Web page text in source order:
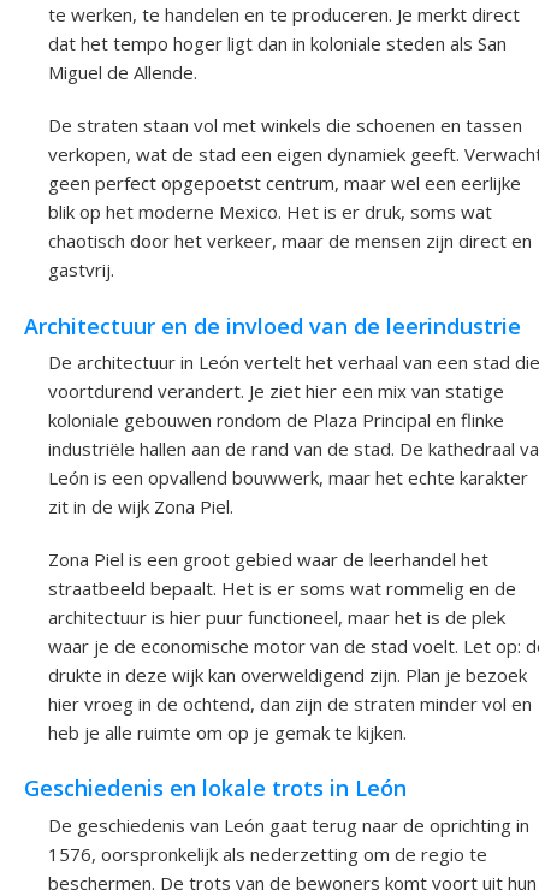
te werken, te handelen en te produceren. Je merkt direct
dat het tempo hoger ligt dan in koloniale steden als San
Miguel de Allende.
De straten staan vol met winkels die schoenen en tassen
verkopen, wat de stad een eigen dynamiek geeft.
geen perfect opgepoetst centrum, maar wel een eerlijke
blik op het moderne Mexico. Het is er druk, soms wat
chaotisch door het verkeer, maar de mensen zijn direct en
gastvrij.
Architectuur en de invloed van de leerindustrie
De architectuur in León vertelt het verhaal van een stad die
voortdurend verandert. Je ziet hier een mix van statige
koloniale gebouwen rondom de Plaza Principal en flinke
industriële hallen aan de rand van de stad. De kathedraal
León is een opvallend bouwwerk, maar het echte karakter
zit in de wijk Zona Piel.
Zona Piel is een groot gebied waar de leerhandel het
straatbeeld bepaalt. Het is er soms wat rommelig en de
architectuur is hier puur functioneel, maar het is de plek
waar je de economische motor van de stad voelt. Let op:
drukte in deze wijk kan overweldigend zijn. Plan je bezoek
hier vroeg in de ochtend, dan zijn de straten minder vol en
heb je alle ruimte om op je gemak te kijken.
Geschiedenis en lokale trots in León
De geschiedenis van León gaat terug naar de oprichting in
1576, oorspronkelijk als nederzetting om de regio te
beschermen. De trots van de bewoners komt voort uit hun